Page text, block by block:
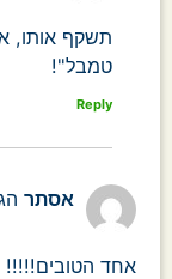
תשקף אותו,
טמבל"!
Reply
אסתר
אחד הטובים!!!!!